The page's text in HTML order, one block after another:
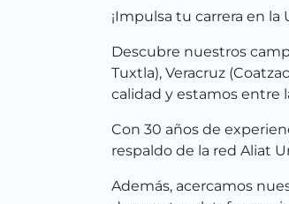
¡Impulsa tu carrera en la
Descubre nuestros
Tuxtla), Veracruz
calidad y estamos entre
Con 30 años de
respaldo de la red Aliat
Además, acercamos